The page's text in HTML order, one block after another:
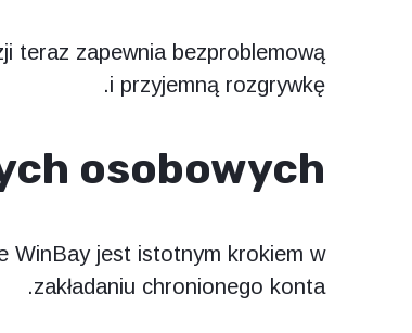
teraz zapewnia bezproblemową
i przyjemną rozgrywkę.
osobowych
WinBay jest istotnym krokiem w
zakładaniu chronionego konta.